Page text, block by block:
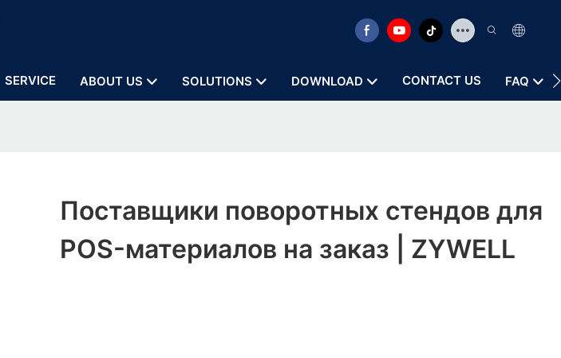
SERVICE ABOUT US SOLUTIONS DOWNLOAD CONTACT US FAQ
Поставщики поворотных стендов для
POS-материалов на заказ | ZYWELL